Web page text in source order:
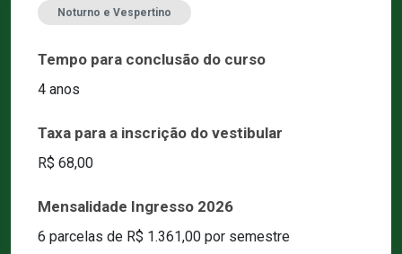
Noturno e Vespertino
Tempo para conclusão do curso
4 anos
Taxa para a inscrição do vestibular
R$ 68,00
Mensalidade Ingresso 2026
6 parcelas de R$ 1.361,00 por semestre